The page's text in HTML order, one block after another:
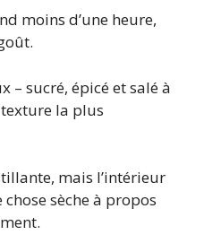
moins d’une heure,
– sucré, épicé et salé à
la plus
mais l’intérieur
sèche à propos